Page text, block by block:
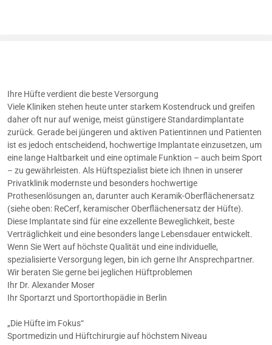
Ihre Hüfte verdient die beste Versorgung
Viele Kliniken stehen heute unter starkem Kostendruck und greifen
daher oft nur auf wenige, meist günstigere Standardimplantate
zurück. Gerade bei jüngeren und aktiven Patientinnen und Patienten
ist es jedoch entscheidend, hochwertige Implantate einzusetzen, um
eine lange Haltbarkeit und eine optimale Funktion – auch beim Sport
– zu gewährleisten. Als Hüftspezialist biete ich Ihnen in unserer
Privatklinik modernste und besonders hochwertige
Prothesenlösungen an, darunter auch Keramik-Oberflächenersatz
(siehe oben: ReCerf, keramischer Oberflächenersatz der Hüfte).
Diese Implantate sind für eine exzellente Beweglichkeit, beste
Verträglichkeit und eine besonders lange Lebensdauer entwickelt.
Wenn Sie Wert auf höchste Qualität und eine individuelle,
spezialisierte Versorgung legen, bin ich gerne Ihr Ansprechpartner.
Wir beraten Sie gerne bei jeglichen Hüftproblemen
Ihr Dr. Alexander Moser
Ihr Sportarzt und Sportorthopädie in Berlin
„Die Hüfte im Fokus“
Sportmedizin und Hüftchirurgie auf höchstem Niveau